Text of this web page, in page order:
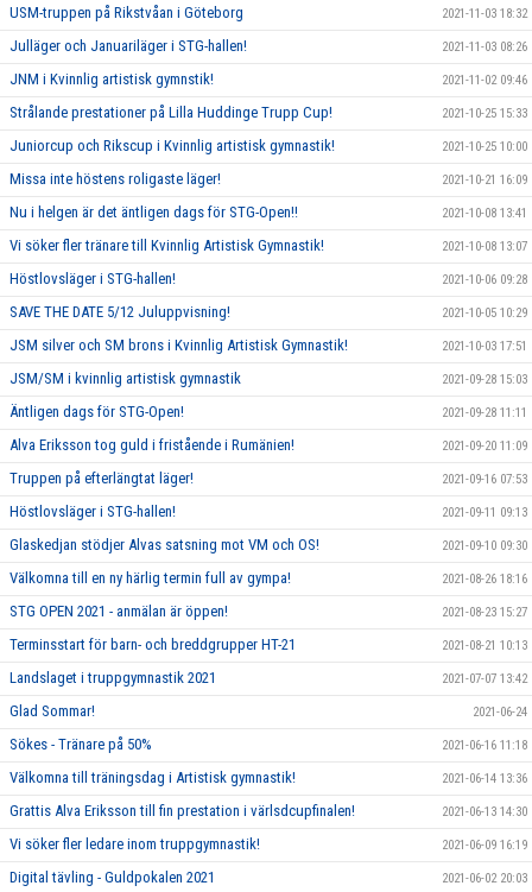
USM-truppen på Rikstvåan i Göteborg 2021-11-03 18:32
Julläger och Januariläger i STG-hallen! 2021-11-03 08:26
JNM i Kvinnlig artistisk gymnstik! 2021-11-02 09:46
Strålande prestationer på Lilla Huddinge Trupp Cup! 2021-10-25 15:33
Juniorcup och Rikscup i Kvinnlig artistisk gymnastik! 2021-10-25 10:00
Missa inte höstens roligaste läger! 2021-10-21 16:09
Nu i helgen är det äntligen dags för STG-Open!! 2021-10-08 13:41
Vi söker fler tränare till Kvinnlig Artistisk Gymnastik! 2021-10-08 13:07
Höstlovsläger i STG-hallen! 2021-10-06 09:28
SAVE THE DATE 5/12 Juluppvisning! 2021-10-05 10:29
JSM silver och SM brons i Kvinnlig Artistisk Gymnastik! 2021-10-03 17:51
JSM/SM i kvinnlig artistisk gymnastik 2021-09-28 15:03
Äntligen dags för STG-Open! 2021-09-28 11:11
Alva Eriksson tog guld i fristående i Rumänien! 2021-09-20 11:09
Truppen på efterlängtat läger! 2021-09-16 07:53
Höstlovsläger i STG-hallen! 2021-09-11 09:13
Glaskedjan stödjer Alvas satsning mot VM och OS! 2021-09-10 09:30
Välkomna till en ny härlig termin full av gympa! 2021-08-26 18:16
STG OPEN 2021 - anmälan är öppen! 2021-08-23 15:27
Terminsstart för barn- och breddgrupper HT-21 2021-08-21 10:13
Landslaget i truppgymnastik 2021 2021-07-07 13:42
Glad Sommar! 2021-06-24
Sökes - Tränare på 50% 2021-06-16 11:18
Välkomna till träningsdag i Artistisk gymnastik! 2021-06-14 13:36
Grattis Alva Eriksson till fin prestation i värlsdcupfinalen! 2021-06-13 14:30
Vi söker fler ledare inom truppgymnastik! 2021-06-09 16:19
Digital tävling - Guldpokalen 2021 2021-06-02 20:03